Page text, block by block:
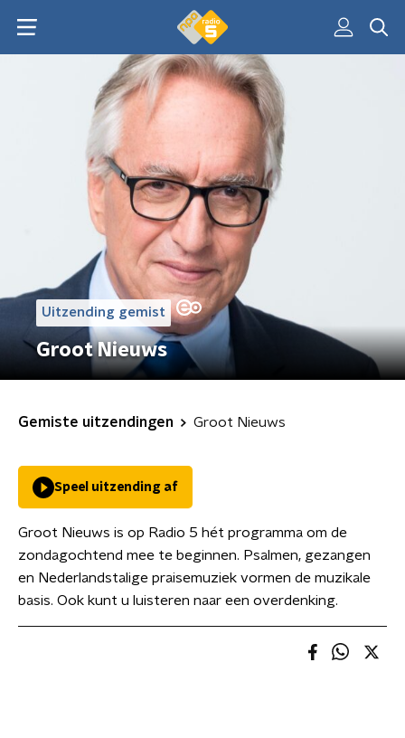
Uitzending gemist
Groot Nieuws
Gemiste uitzendingen Groot Nieuws
Speel uitzending af
Groot Nieuws is op Radio 5 hét programma om de
zondagochtend mee te beginnen. Psalmen, gezangen
en Nederlandstalige praisemuziek vormen de muzikale
basis. Ook kunt u luisteren naar een overdenking.